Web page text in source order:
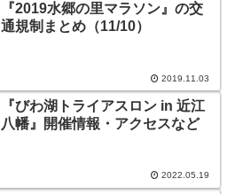
『2019水郷の里マラソン』の交
通規制まとめ（11/10）
2019.11.03
『びわ湖トライアスロン in 近江
八幡』開催情報・アクセスなど
2022.05.19